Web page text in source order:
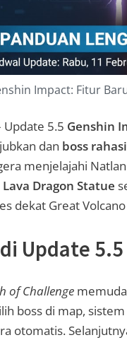
Impact: Fitur
Update 5.5 Genshin
dan boss
menjelajahi
Lava Dragon Statue
dekat Great
Update
of Challenge
boss di map,
otomatis.